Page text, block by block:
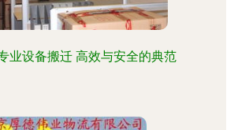
业设备搬迁 高效与安全的典范